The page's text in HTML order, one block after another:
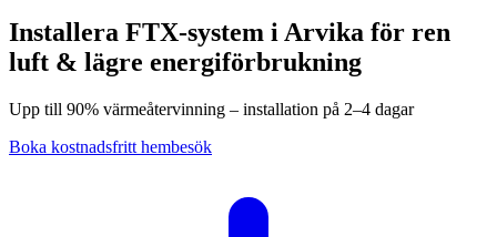
Installera FTX-system i Arvika för ren
luft & lägre energiförbrukning
Upp till 90% värmeåtervinning – installation på 2–4 dagar
Boka kostnadsfritt hembesök